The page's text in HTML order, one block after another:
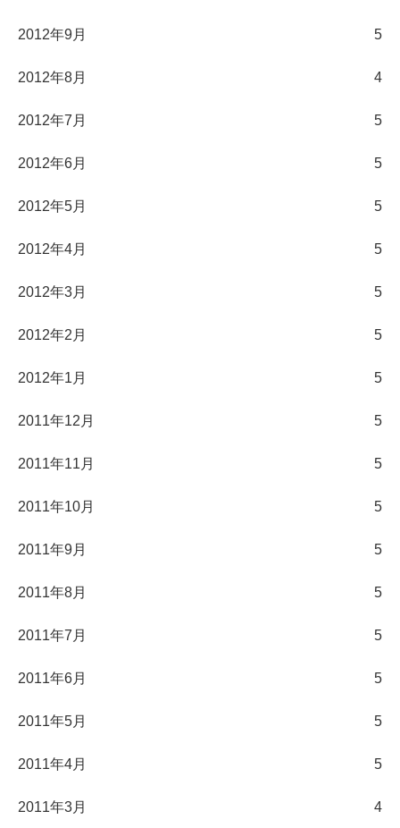
2012年9月 5
2012年8月 4
2012年7月 5
2012年6月 5
2012年5月 5
2012年4月 5
2012年3月 5
2012年2月 5
2012年1月 5
2011年12月 5
2011年11月 5
2011年10月 5
2011年9月 5
2011年8月 5
2011年7月 5
2011年6月 5
2011年5月 5
2011年4月 5
2011年3月 4